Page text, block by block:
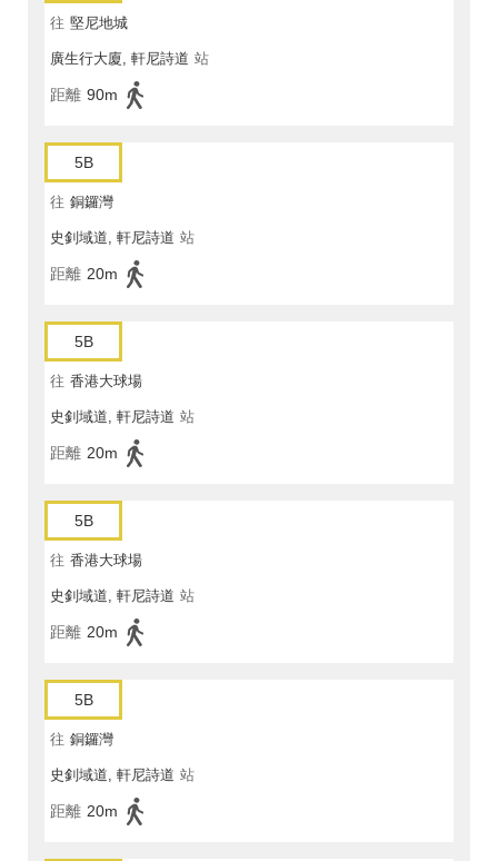
往 堅尼地城
廣生行大廈, 軒尼詩道 站
距離 90m
5B
往 銅鑼灣
史釗域道, 軒尼詩道 站
距離 20m
5B
往 香港大球場
史釗域道, 軒尼詩道 站
距離 20m
5B
往 香港大球場
史釗域道, 軒尼詩道 站
距離 20m
5B
往 銅鑼灣
史釗域道, 軒尼詩道 站
距離 20m